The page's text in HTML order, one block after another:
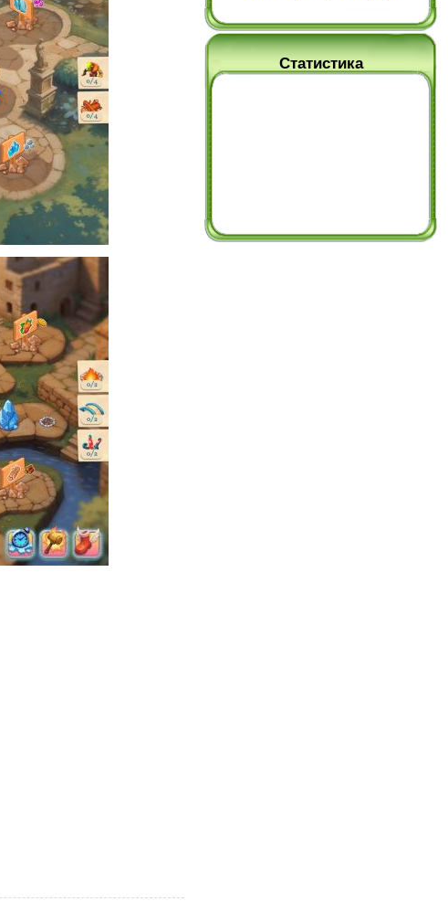
Статистика